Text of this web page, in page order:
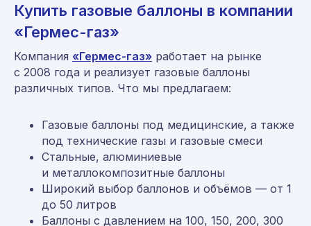
Купить газовые баллоны в компании
«Гермес-газ»
Компания «Гермес-газ» работает на рынке
с 2008 года и реализует газовые баллоны
различных типов. Что мы предлагаем:
Газовые баллоны под медицинские, а также
под технические газы и газовые смеси
Стальные, алюминиевые
и металлокомпозитные баллоны
Широкий выбор баллонов и объёмов — от 1
до 50 литров
Баллоны с давлением на 100, 150, 200, 300
Мы находимся по адресу:
Москва, ул. Средняя Калитниковская
26/27с1 (офис 603)
пн-пт 09:00-18:00
© 2008–2026 «Гермес-газ»
Согласие на обработку персональных данных
Политика конфиденциальности